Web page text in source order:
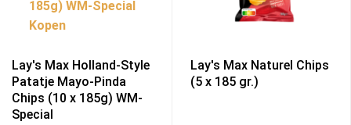
Lay's Max Holland-Style
Patatje Mayo-Pinda
Chips (10 x 185g) WM-
Special
Lay's Max Naturel Chips
(5 x 185 gr.)